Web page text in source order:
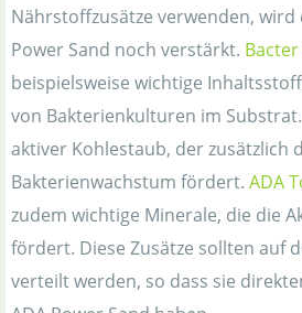
Nährstoffzusätze verwenden, wird
Power Sand noch verstärkt.
beispielsweise wichtige
von Bakterienkulturen im Substrat.
aktiver Kohlestaub, der zusätzlich
Bakterienwachstum fördert. ADA
zudem wichtige Minerale, die die
fördert. Diese Zusätze sollten auf
verteilt werden, so dass sie